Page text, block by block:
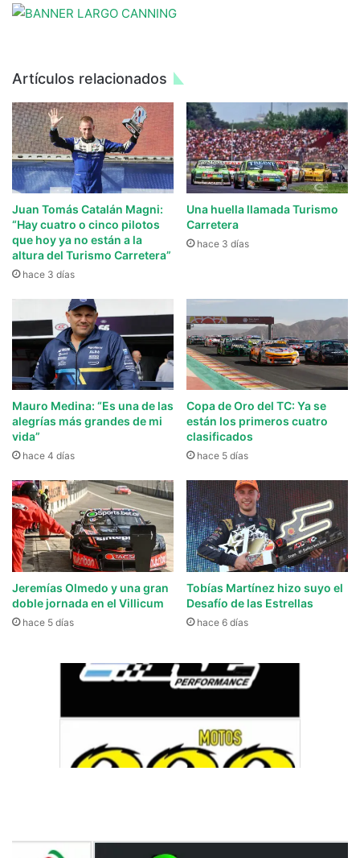
Artículos relacionados
Juan Tomás Catalán Magni:
“Hay cuatro o cinco pilotos
que hoy ya no están a la
altura del Turismo Carretera”
hace 3 días
Una huella llamada Turismo
Carretera
hace 3 días
Mauro Medina: “Es una de las
alegrías más grandes de mi
vida”
hace 4 días
Copa de Oro del TC: Ya se
están los primeros cuatro
clasificados
hace 5 días
Jeremías Olmedo y una gran
doble jornada en el Villicum
hace 5 días
Tobías Martínez hizo suyo el
Desafío de las Estrellas
hace 6 días